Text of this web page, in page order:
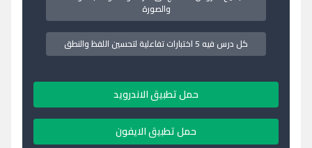
والصورة
كل درس فيه 5 اختبارات تفاعلية لتحسين اللفظ والنطق
حمل تطبيق الاندرويد
حمل تطبيق الايفون